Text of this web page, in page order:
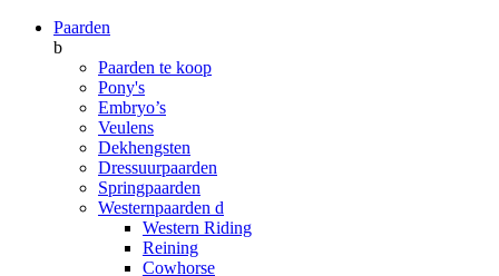
Paarden
b
Paarden te koop
Pony's
Embryo’s
Veulens
Dekhengsten
Dressuurpaarden
Springpaarden
Westernpaarden d
Western Riding
Reining
Cowhorse